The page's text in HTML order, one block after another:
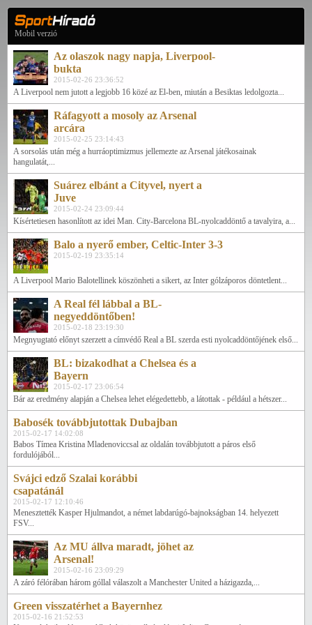
Mobil verzió
Az olaszok nagy napja, Liverpool-
bukta
2015-02-26 23:36:52
A Liverpool nem jutott a legjobb 16 közé az El-ben, miután a Besiktas ledolgozta...
Ráfagyott a mosoly az Arsenal
arcára
2015-02-25 23:14:43
A sorsolás után még a hurráoptimizmus jellemezte az Arsenal játékosainak
hangulatát,...
Suárez elbánt a Cityvel, nyert a
Juve
2015-02-24 23:09:44
Kísértetiesen hasonlított az idei Man. City-Barcelona BL-nyolcaddöntő a tavalyira, a...
Balo a nyerő ember, Celtic-Inter 3-3
2015-02-19 23:35:14
A Liverpool Mario Balotellinek köszönheti a sikert, az Inter gólzáporos döntetlent...
A Real fél lábbal a BL-
negyeddöntőben!
2015-02-18 23:19:30
Megnyugtató előnyt szerzett a címvédő Real a BL szerda esti nyolcaddöntőjének első...
BL: bizakodhat a Chelsea és a
Bayern
2015-02-17 23:06:54
Bár az eredmény alapján a Chelsea lehet elégedettebb, a látottak - például a hétszer...
Babosék továbbjutottak Dubajban
2015-02-17 14:02:08
Babos Tímea Kristina Mladenoviccsal az oldalán továbbjutott a páros első
fordulójából...
Svájci edző Szalai korábbi
csapatánál
2015-02-17 12:10:46
Menesztették Kasper Hjulmandot, a német labdarúgó-bajnokságban 14. helyezett
FSV...
Az MU állva maradt, jöhet az
Arsenal!
2015-02-16 23:09:29
A záró félórában három góllal válaszolt a Manchester United a házigazda,...
Green visszatérhet a Bayernhez
2015-02-16 21:52:53